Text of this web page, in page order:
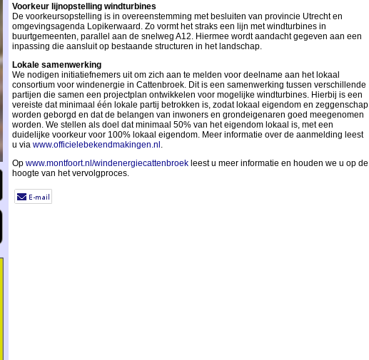
Voorkeur lijnopstelling windturbines
De voorkeursopstelling is in overeenstemming met besluiten van provincie Utrecht en
omgevingsagenda Lopikerwaard. Zo vormt het straks een lijn met windturbines in
buurtgemeenten, parallel aan de snelweg A12. Hiermee wordt aandacht gegeven aan een
inpassing die aansluit op bestaande structuren in het landschap.
Lokale samenwerking
We nodigen initiatiefnemers uit om zich aan te melden voor deelname aan het lokaal
consortium voor windenergie in Cattenbroek. Dit is een samenwerking tussen verschillende
partijen die samen een projectplan ontwikkelen voor mogelijke windturbines. Hierbij is een
vereiste dat minimaal één lokale partij betrokken is, zodat lokaal eigendom en zeggenschap
worden geborgd en dat de belangen van inwoners en grondeigenaren goed meegenomen
worden. We stellen als doel dat minimaal 50% van het eigendom lokaal is, met een
duidelijke voorkeur voor 100% lokaal eigendom. Meer informatie over de aanmelding leest
u via www.officielebekendmakingen.nl
Op www.montfoort.nl/windenergiecattenbroekleest u meer informatie en houden we u op de
hoogte van het vervolgproces.